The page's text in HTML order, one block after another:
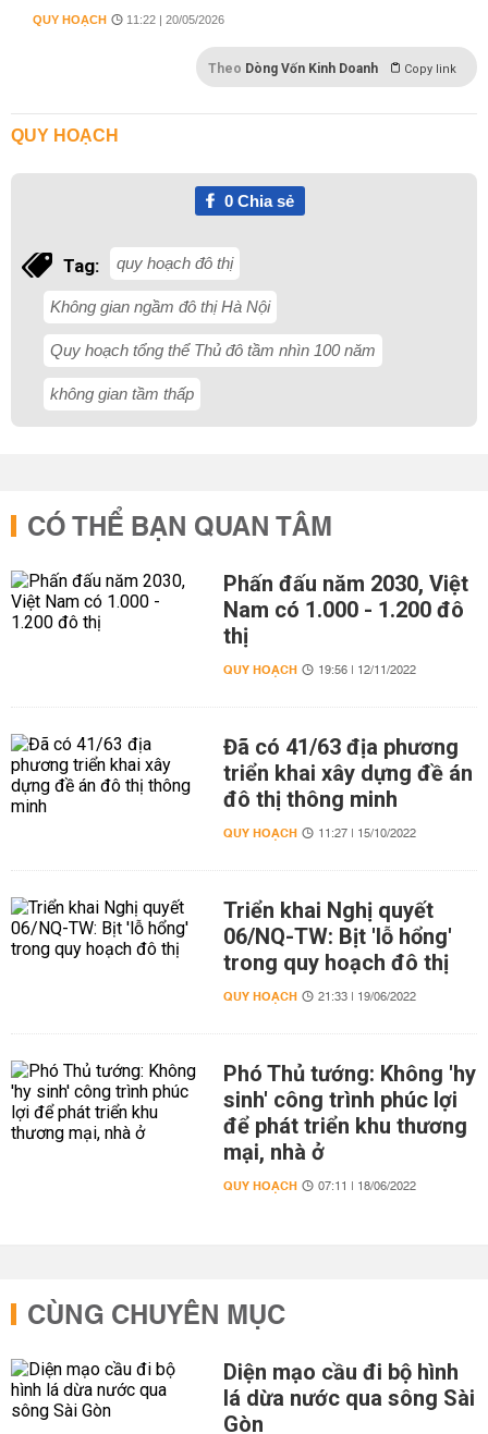
QUY HOẠCH 11:22 | 20/05/2026
Theo Dòng Vốn Kinh Doanh Copy link
QUY HOẠCH
0Chia sẻ
Tag: quy hoạch đô thị
Không gian ngầm đô thị Hà Nội
Quy hoạch tổng thể Thủ đô tầm nhìn 100 năm
không gian tầm thấp
CÓ THỂ BẠN QUAN TÂM
Phấn đấu năm 2030, Việt
Nam có 1.000 - 1.200 đô
thị
QUY HOẠCH 19:56 | 12/11/2022
Đã có 41/63 địa phương
triển khai xây dựng đề án
đô thị thông minh
QUY HOẠCH 11:27 | 15/10/2022
Triển khai Nghị quyết
06/NQ-TW: Bịt 'lỗ hổng'
trong quy hoạch đô thị
QUY HOẠCH 21:33 | 19/06/2022
Phó Thủ tướng: Không 'hy
sinh' công trình phúc lợi
để phát triển khu thương
mại, nhà ở
QUY HOẠCH 07:11 | 18/06/2022
CÙNG CHUYÊN MỤC
Diện mạo cầu đi bộ hình
lá dừa nước qua sông Sài
Gòn